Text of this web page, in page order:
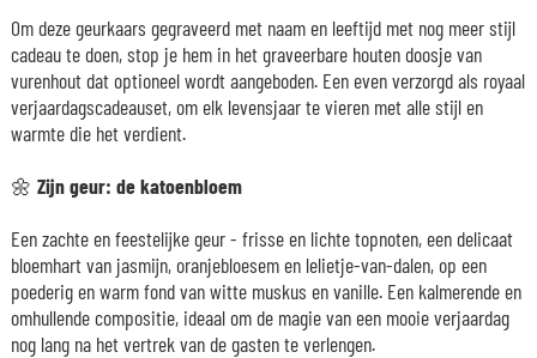
Om deze geurkaars gegraveerd met naam en leeftijd met nog meer stijl
cadeau te doen, stop je hem in het graveerbare houten doosje van
vurenhout dat optioneel wordt aangeboden. Een even verzorgd als royaal
verjaardagscadeauset, om elk levensjaar te vieren met alle stijl en
warmte die het verdient.
🌼 Zijn geur: de katoenbloem
Een zachte en feestelijke geur - frisse en lichte topnoten, een delicaat
bloemhart van jasmijn, oranjebloesem en lelietje-van-dalen, op een
poederig en warm fond van witte muskus en vanille. Een kalmerende en
omhullende compositie, ideaal om de magie van een mooie verjaardag
nog lang na het vertrek van de gasten te verlengen.